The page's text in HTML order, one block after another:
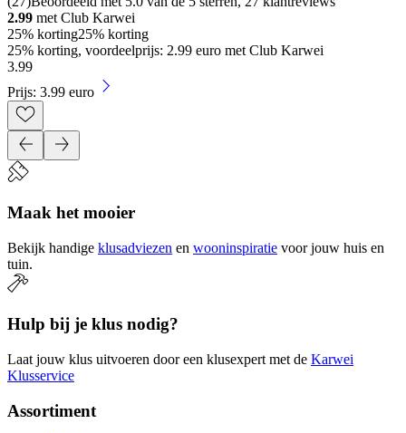
2.99 met Club Karwei
25% korting25% korting
25% korting, voordeelprijs: 2.99 euro met Club Karwei
3.99
Prijs: 3.99 euro
Maak het mooier
Bekijk handige klusadviezen en wooninspiratie voor jouw huis en
tuin.
Hulp bij je klus nodig?
Laat jouw klus uitvoeren door een klusexpert met de Karwei
Klusservice
Assortiment